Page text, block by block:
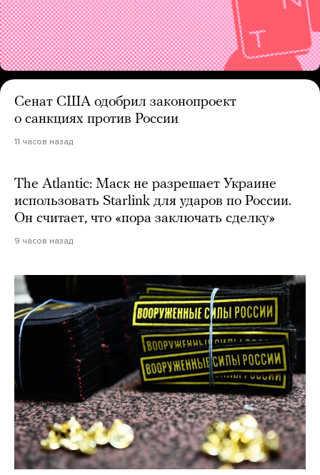
Сенат США одобрил законопроект
о санкциях против России
11 часов назад
The Atlantic: Маск не разрешает Украине
использовать Starlink для ударов по России.
Он считает, что «пора заключать сделку»
9 часов назад